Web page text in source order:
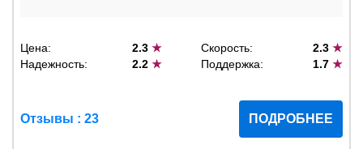
Цена: 2.3★ Скорость: 2.3 ★
Надежность:
2.2★ Поддержка: 1.7 ★
Отзывы : 23 ПОДРОБНЕЕ